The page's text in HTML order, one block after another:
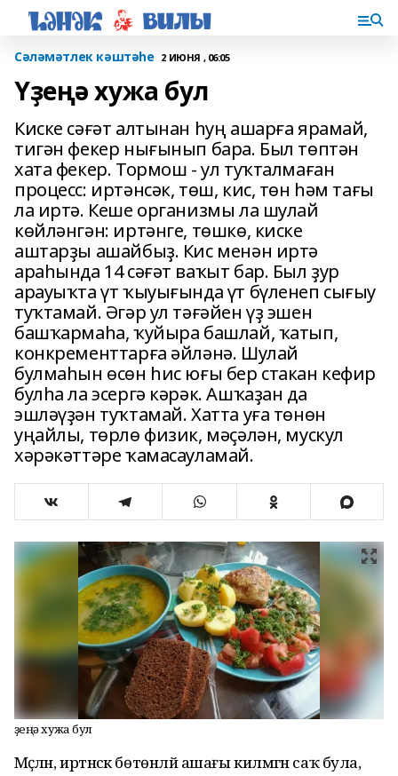
Сәләмәтлек кәштәһе 2 ИЮНЯ , 06:05
Үҙеңә хужа бул
Киске сәғәт алтынан һуң ашарға ярамай,
тигән фекер нығынып бара. Был төптән
хата фекер. Тормош - ул туҡталмаған
процесс: иртәнсәк, төш, кис, төн һәм тағы
ла иртә. Кеше организмы ла шулай
көйләнгән: иртәнге, төшкө, киске
аштарҙы ашайбыҙ. Кис менән иртә
араһында 14 сәғәт ваҡыт бар. Был ҙур
арауыҡта үт ҡыуығында үт бүленеп сығыу
туҡтамай. Әгәр ул тәғәйен үҙ эшен
башҡармаһа, ҡуйыра башлай, ҡатып,
конкременттарға әйләнә. Шулай
булмаһын өсөн һис юғы бер стакан кефир
булһа ла эсергә кәрәк. Ашҡаҙан да
эшләүҙән туҡтамай. Хатта уға төнөн
уңайлы, төрлө физик, мәҫәлән, мускул
хәрәкәттәре ҡамасауламай.
Үҙеңә хужа бул
Мәҫәлән, иртәнсәк бөтөнләй ашағы килмәгән саҡ була, ә